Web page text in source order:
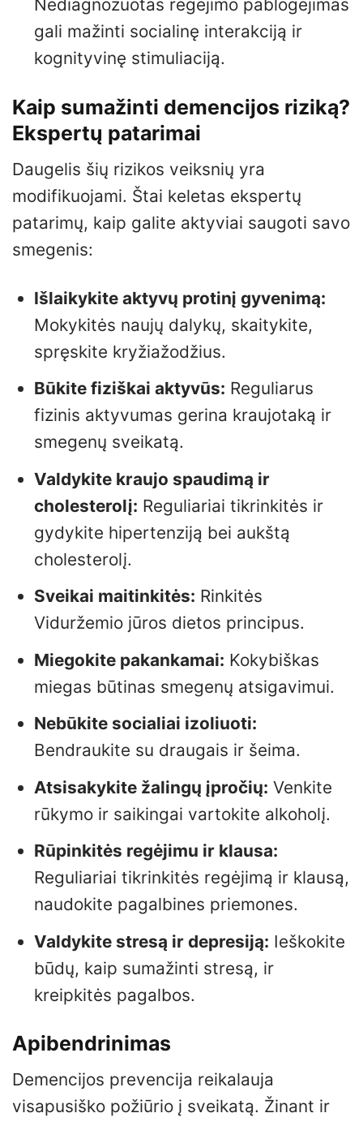
Nediagnozuotas regėjimo pablogėjimas
gali mažinti socialinę interakciją ir
kognityvinę stimuliaciją.
Kaip sumažinti demencijos riziką?
Ekspertų patarimai
Daugelis šių rizikos veiksnių yra
modifikuojami. Štai keletas ekspertų
patarimų, kaip galite aktyviai saugoti savo
smegenis:
Išlaikykite aktyvų protinį gyvenimą:
Mokykitės naujų dalykų, skaitykite,
spręskite kryžiažodžius.
Būkite fiziškai aktyvūs: Reguliarus
fizinis aktyvumas gerina kraujotaką ir
smegenų sveikatą.
Valdykite kraujo spaudimą ir
cholesterolį: Reguliariai tikrinkitės ir
gydykite hipertenziją bei aukštą
cholesterolį.
Sveikai maitinkitės: Rinkitės
Viduržemio jūros dietos principus.
Miegokite pakankamai: Kokybiškas
miegas būtinas smegenų atsigavimui.
Nebūkite socialiai izoliuoti:
Bendraukite su draugais ir šeima.
Atsisakykite žalingų įpročių: Venkite
rūkymo ir saikingai vartokite alkoholį.
Rūpinkitės regėjimu ir klausa:
Reguliariai tikrinkitės regėjimą ir klausą,
naudokite pagalbines priemones.
Valdykite stresą ir depresiją: Ieškokite
būdų, kaip sumažinti stresą, ir
kreipkitės pagalbos.
Apibendrinimas
Demencijos prevencija reikalauja
visapusiško požiūrio į sveikatą. Žinant ir